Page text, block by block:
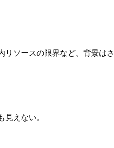
ソースの限界など、背景は
えない。